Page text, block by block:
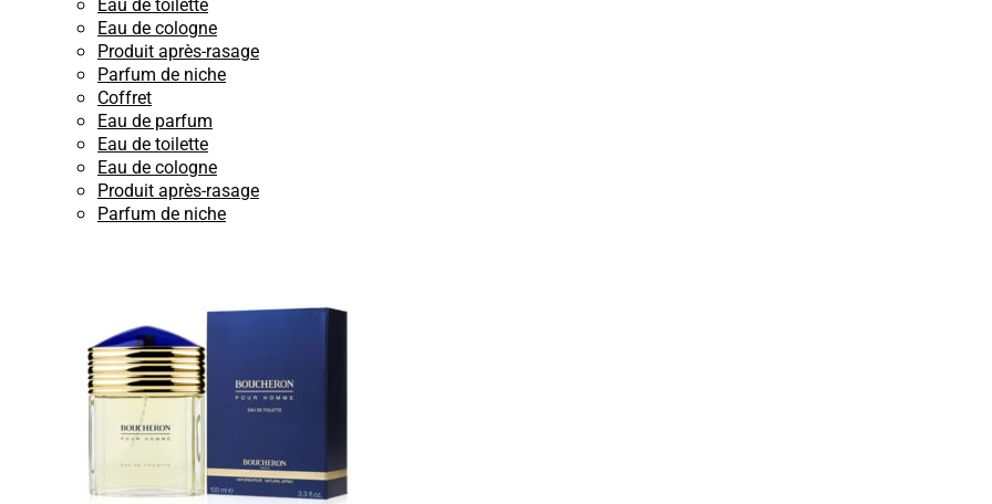
Eau de toilette
Eau de cologne
Produit après-rasage
Parfum de niche
Coffret
Eau de parfum
Eau de toilette
Eau de cologne
Produit après-rasage
Parfum de niche